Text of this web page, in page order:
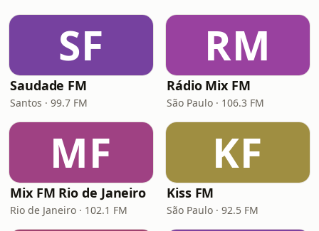
SF
Saudade FM
Santos · 99.7 FM
RM
Rádio Mix FM
São Paulo · 106.3 FM
MF
Mix FM Rio de Janeiro
Rio de Janeiro · 102.1 FM
KF
Kiss FM
São Paulo · 92.5 FM